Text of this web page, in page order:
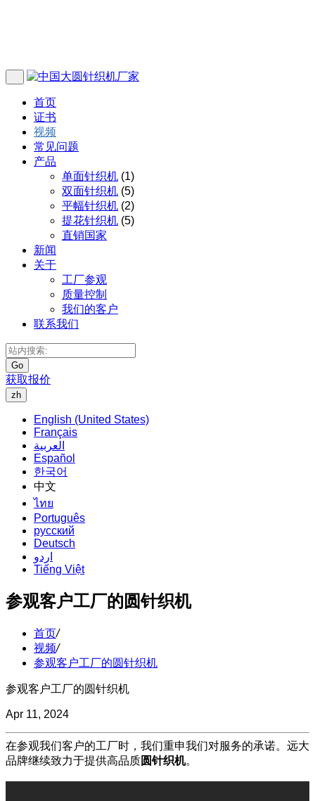
首页
证书
视频
常见问题
产品
单面针织机 (1)
双面针织机 (5)
平幅针织机 (2)
提花针织机 (5)
直销国家
新闻
关于
工厂参观
质量控制
我们的客户
联系我们
Go
获取报价
zh
English (United States)
Français
العربية
Español
한국어
中文
ไทย
Português
русский
Deutsch
اردو
Tiếng Việt
参观客户工厂的圆针织机
首页/
视频/
参观客户工厂的圆针织机
参观客户工厂的圆针织机
Apr 11, 2024
在参观我们客户的工厂时，我们重申我们对服务的承诺。远大
品牌继续致力于提供高品质圆针织机。